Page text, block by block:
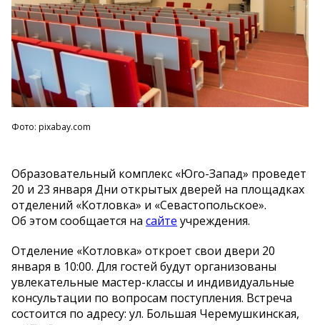
Фото: pixabay.com
Образовательный комплекс «Юго-Запад» проведет
20 и 23 января Дни открытых дверей на площадках
отделений «Котловка» и «Севастопольское».
Об этом сообщается на сайте учреждения.
Отделение «Котловка» откроет свои двери 20
января в 10:00. Для гостей будут организованы
увлекательные мастер-классы и индивидуальные
консультации по вопросам поступления. Встреча
состоится по адресу: ул. Большая Черемушкинская,